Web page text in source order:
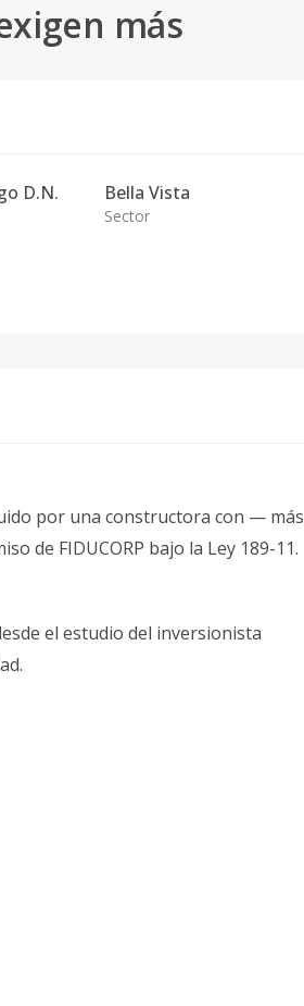
más
D.N. Bella Vista
Sector
por una constructora con — más
de FIDUCORP bajo la Ley 189-11.
el estudio del inversionista